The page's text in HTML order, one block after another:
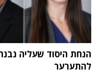
הנחת היסוד שעליה
להתערער